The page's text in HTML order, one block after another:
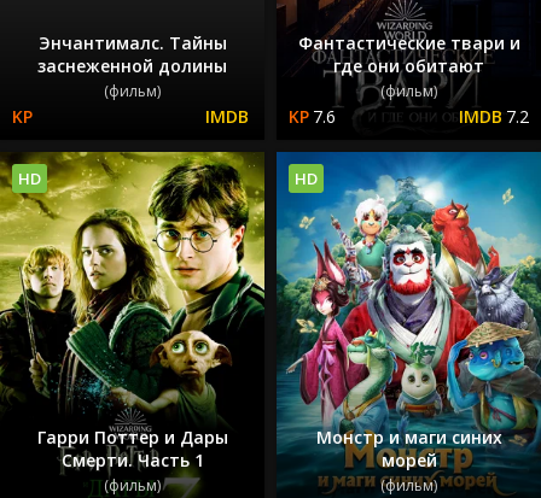
Энчантималс. Тайны
заснеженной долины
(фильм)
Фантастические твари и
где они обитают
(фильм)
7.6 7.2
Гарри Поттер и Дары
Смерти. Часть 1
(фильм)
HD
Монстр и маги синих
морей
(фильм)
HD